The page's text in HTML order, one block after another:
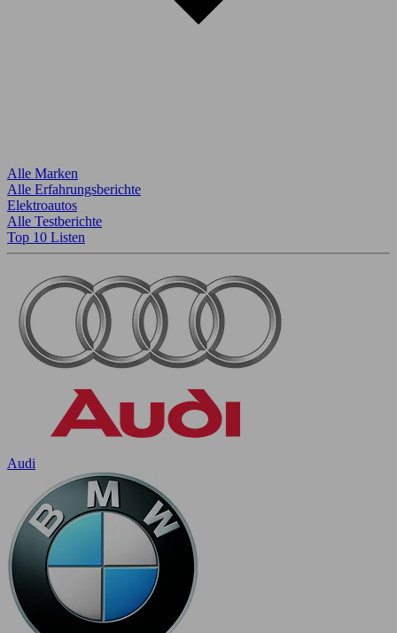
Alle Marken
Alle Erfahrungsberichte
Elektroautos
Alle Testberichte
Top 10 Listen
Audi